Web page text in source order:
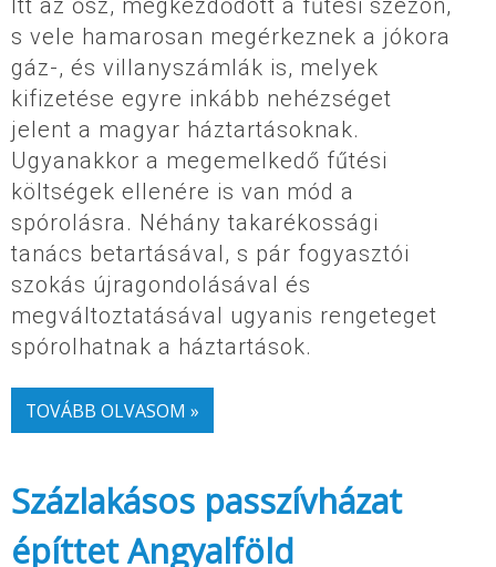
Itt az ősz, megkezdődött a fűtési szezon,
s vele hamarosan megérkeznek a jókora
gáz-, és villanyszámlák is, melyek
kifizetése egyre inkább nehézséget
jelent a magyar háztartásoknak.
Ugyanakkor a megemelkedő fűtési
költségek ellenére is van mód a
spórolásra. Néhány takarékossági
tanács betartásával, s pár fogyasztói
szokás újragondolásával és
megváltoztatásával ugyanis rengeteget
spórolhatnak a háztartások.
TOVÁBB OLVASOM »
Százlakásos passzívházat
építtet Angyalföld